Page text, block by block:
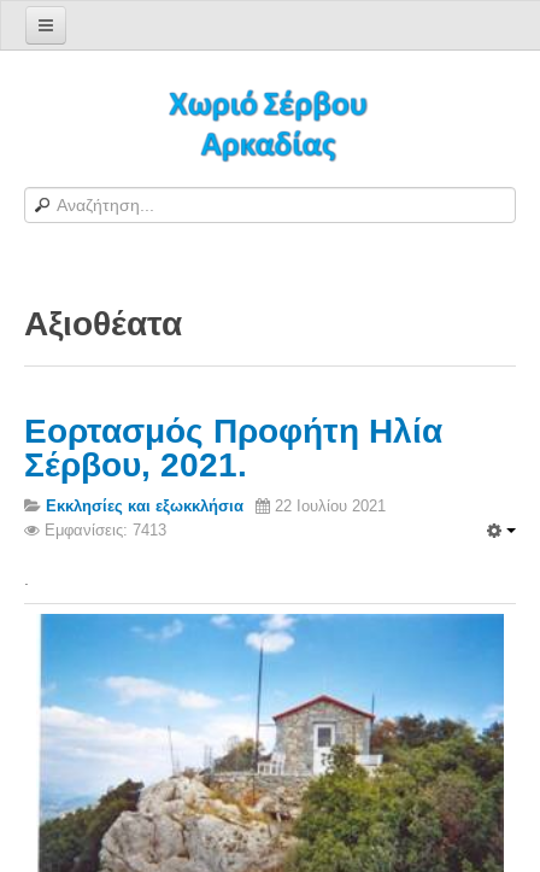
Φόρμα εγγραφής χρήστη
H Ιστοσελίδα μας
Αράπηδες
Σέρβου - Δορυφορική Google
Σέρβου και Δήμος Γορτυνίας
Σερβαίοι
Σερβαίοι Καλλιτέχνες
Γραφή Πατριωτών/Συνεργατών
Σερβαίοι για το Σέρβου
Σύνδεσμος Σερβαίων
Εφημερίδα Αρτοζήνος
Ηλεκτρονική έκδοση Αρτοζήνου
Θέματα και δράσεις Συνδέσμου
Αξιοθέατα
Εορτασμός Προφήτη Ηλία
Σέρβου, 2021.
Εκκλησίες και εξωκκλήσια
22 Ιουλίου 2021
Εμφανίσεις: 7413